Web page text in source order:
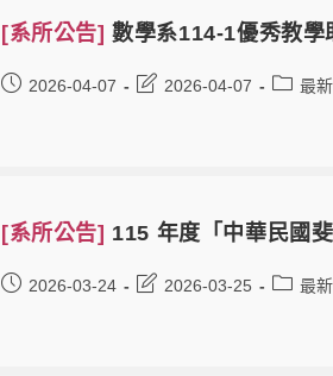
[系所公告]數學系114-1優秀教學
2026-04-07 2026-04-07 最
[系所公告] 115 年度「中華民國
2026-03-24 2026-03-25 最